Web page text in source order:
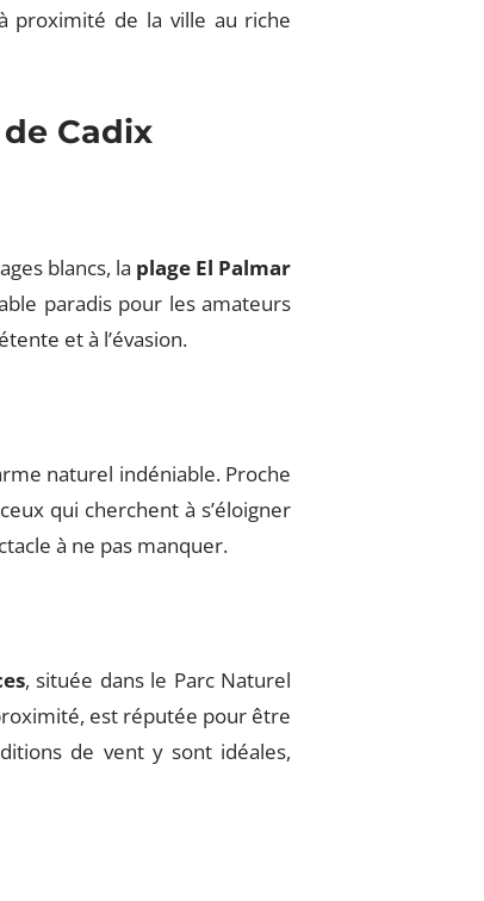
proximité de la ville au riche
Cadix
blancs, la plage El Palmar
paradis pour les amateurs
et à l’évasion.
naturel indéniable. Proche
qui cherchent à s’éloigner
à ne pas manquer.
, située dans le Parc Naturel
est réputée pour être
de vent y sont idéales,